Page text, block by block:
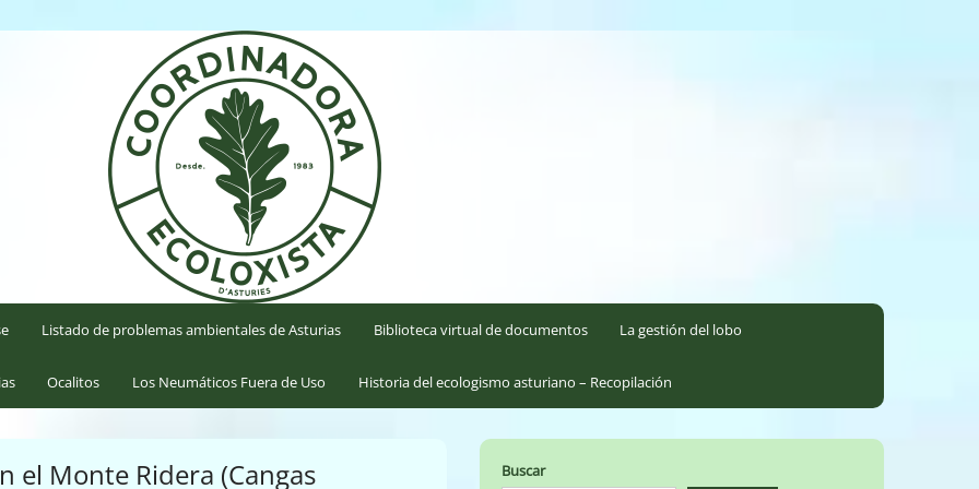
Listado de problemas ambientales de Asturias Biblioteca virtual de documentos La gestión del lobo
Ocalitos Los Neumáticos Fuera de Uso Historia del ecologismo asturiano – Recopilación
el Monte Ridera (Cangas Buscar